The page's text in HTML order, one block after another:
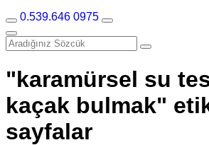
0.539.646 0975
"karamürsel su
kaçak bulmak"
sayfalar